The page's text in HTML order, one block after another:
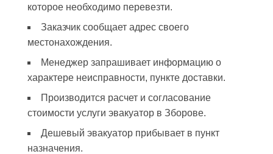
которое необходимо перевезти.
Заказчик сообщает адрес своего
местонахождения.
Менеджер запрашивает информацию о
характере неисправности, пункте доставки.
Производится расчет и согласование
стоимости услуги эвакуатор в Зборове.
Дешевый эвакуатор прибывает в пункт
назначения.